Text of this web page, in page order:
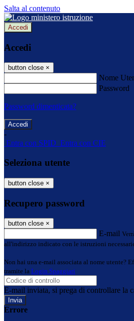
Salta al contenuto
Accedi
Accedi
button close ×
Nome
Password
Password dimenticata?
-
Entra con SPID Entra con CIE
Seleziona utente
button close ×
Recupero password
button close ×
E-mail
all'indirizzo indicato con le istruzioni
Non hai una e-mail associata al nome utente?
tramite la Login Spaggiari
E-mail inviata, si prega di controllare la
Errore